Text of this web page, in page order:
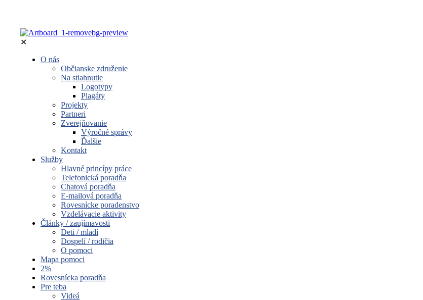
✕
O nás
Občianske združenie
Na stiahnutie
Logotypy
Plagáty
Projekty
Partneri
Zverejňovanie
Výročné správy
Ďalšie
Kontakt
Služby
Hlavné princípy práce
Telefonická poradňa
Chatová poradňa
E-mailová poradňa
Rovesnícke poradenstvo
Vzdelávacie aktivity
Články / zaujímavosti
Deti / mladí
Dospelí / rodičia
O pomoci
Mapa pomoci
2%
Rovesnícka poradňa
Pre teba
Videá